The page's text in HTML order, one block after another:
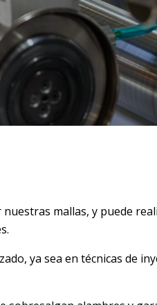
mallas, y puede
ya sea en técnicas de